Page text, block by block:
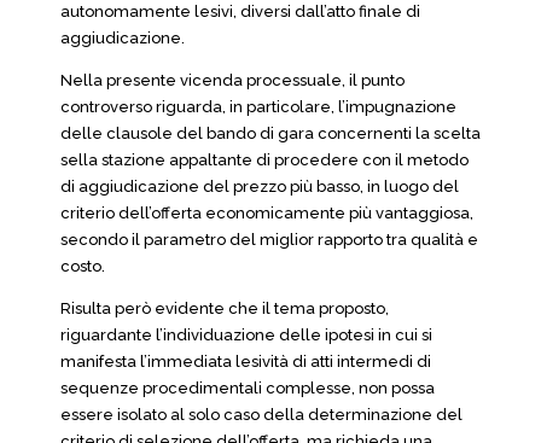
autonomamente lesivi, diversi dall’atto finale di
aggiudicazione.
Nella presente vicenda processuale, il punto
controverso riguarda, in particolare, l’impugnazione
delle clausole del bando di gara concernenti la scelta
sella stazione appaltante di procedere con il metodo
di aggiudicazione del prezzo più basso, in luogo del
criterio dell’offerta economicamente più vantaggiosa,
secondo il parametro del miglior rapporto tra qualità e
costo.
Risulta però evidente che il tema proposto,
riguardante l’individuazione delle ipotesi in cui si
manifesta l’immediata lesività di atti intermedi di
sequenze procedimentali complesse, non possa
essere isolato al solo caso della determinazione del